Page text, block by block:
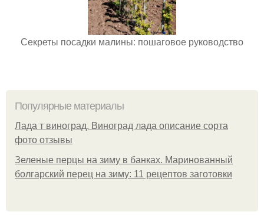
Секреты посадки малины: пошаговое руководство
Популярные материалы
Лада т виноград. Виноград лада описание сорта
фото отзывы
Зеленые перцы на зиму в банках. Маринованный
болгарский перец на зиму: 11 рецептов заготовки